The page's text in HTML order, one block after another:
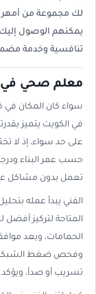
لك مجموعة من أمهر
يمكنهم الوصول
تنافسية وخدمة
معلم صحي في
سواء كان المكان
في الكويت يتميز
على حد سواء، إذ لا
حسب عمر البناء
تعمل بدون مشاكل
الفني يبدأ عمله
المتاحة لتركيز
الحمامات، وبعد
وفحص ضغط الشبكة،
تسريب أو صدأ،